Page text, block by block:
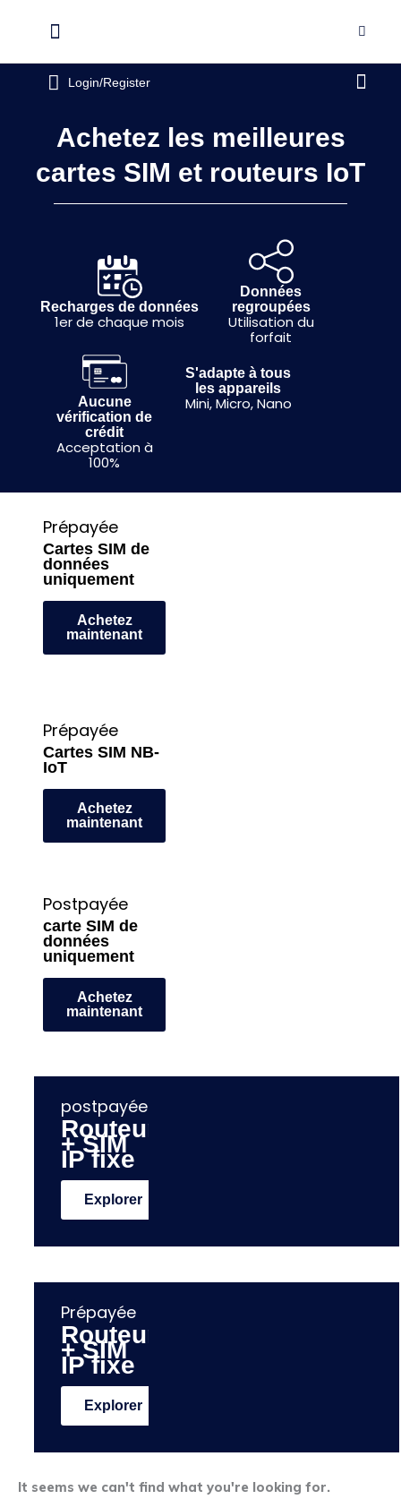
contenuFlyout
Menu
Login/Register
Achetez les meilleures
cartes SIM et routeurs IoT
Recharges de données
1er de chaque mois
Données
regroupées
Utilisation du
forfait
Aucune
vérification de
crédit
Acceptation à
100%
S'adapte à tous
les appareils
Mini, Micro, Nano
Prépayée
Cartes SIM de
données
uniquement
Achetez
maintenant
Prépayée
Cartes SIM NB-
IoT
Achetez
maintenant
Postpayée
carte SIM de
données
uniquement
Achetez
maintenant
postpayée
Routeur
+ SIM
IP fixe
Explorer
Prépayée
Routeur
+ SIM
IP fixe
Explorer
It seems we can't find what you're looking for.